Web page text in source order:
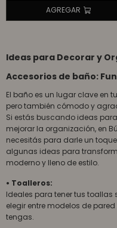
Ideas para Decorar y
Accesorios de baño:
El baño es un lugar clave en
pero también cómodo y
Si estás buscando ideas
mejorar la organización, en
necesitás para darle un
algunas ideas para
moderno y lleno de estilo.
• Toalleros:
Ideales para tener tus toallas
elegir entre modelos de
tengas.